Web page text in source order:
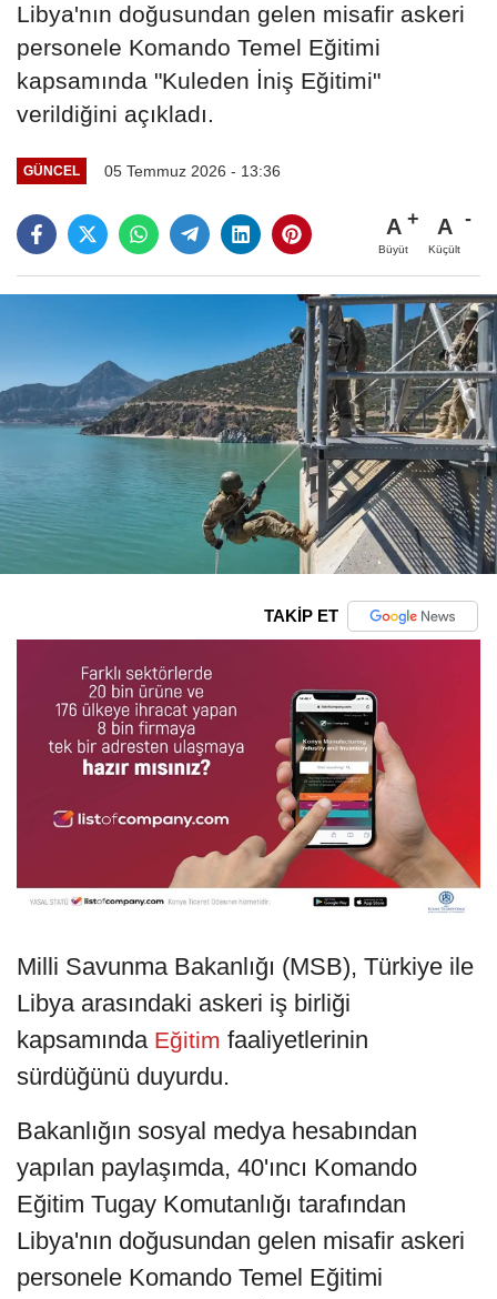
Libya'nın doğusundan gelen misafir askeri
personele Komando Temel Eğitimi
kapsamında "Kuleden İniş Eğitimi"
verildiğini açıkladı.
GÜNCEL 05 Temmuz 2026 - 13:36
A
Büyüt
A
Küçült
TAKİP ET
Milli Savunma Bakanlığı (MSB), Türkiye ile
Libya arasındaki askeri iş birliği
kapsamında Eğitim faaliyetlerinin
sürdüğünü duyurdu.
Bakanlığın sosyal medya hesabından
yapılan paylaşımda, 40'ıncı Komando
Eğitim Tugay Komutanlığı tarafından
Libya'nın doğusundan gelen misafir askeri
personele Komando Temel Eğitimi